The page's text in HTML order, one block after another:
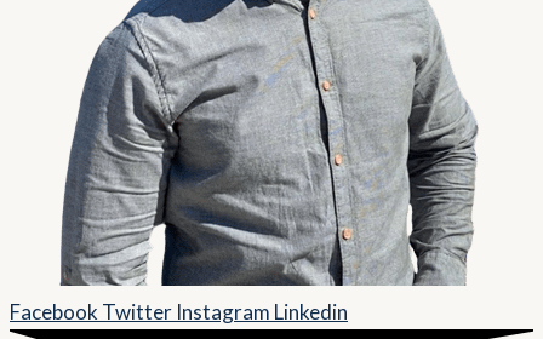
Facebook Twitter Instagram Linkedin